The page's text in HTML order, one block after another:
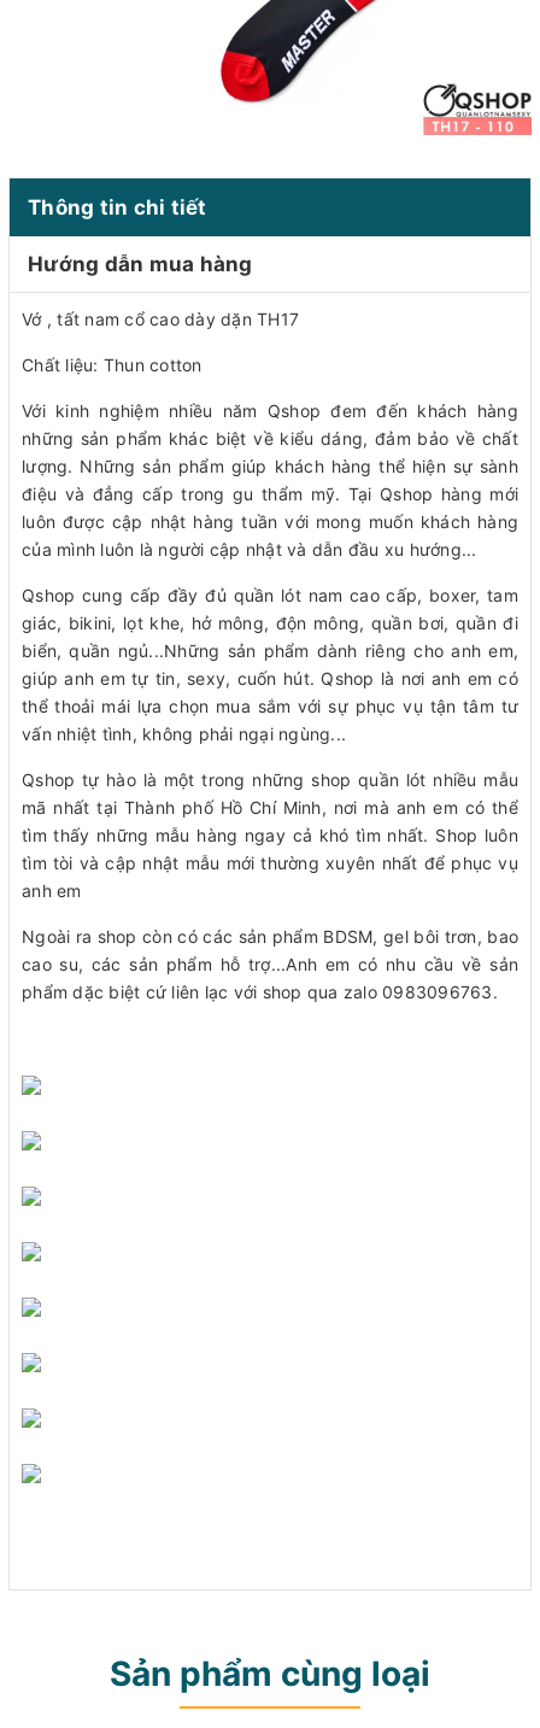
Thông tin chi tiết
Hướng dẫn mua hàng
Vớ , tất nam cổ cao dày dặn TH17
Chất liệu: Thun cotton
Với kinh nghiệm nhiều năm Qshop đem đến khách hàng
những sản phẩm khác biệt về kiểu dáng, đảm bảo về chất
lượng. Những sản phẩm giúp khách hàng thể hiện sự sành
điệu và đẳng cấp trong gu thẩm mỹ. Tại Qshop hàng mới
luôn được cập nhật hàng tuần với mong muốn khách hàng
của mình luôn là người cập nhật và dẫn đầu xu hướng...
Qshop cung cấp đầy đủ quần lót nam cao cấp, boxer, tam
giác, bikini, lọt khe, hở mông, độn mông, quần bơi, quần đi
biển, quần ngủ...Những sản phẩm dành riêng cho anh em,
giúp anh em tự tin, sexy, cuốn hút. Qshop là nơi anh em có
thể thoải mái lựa chọn mua sắm với sự phục vụ tận tâm tư
vấn nhiệt tình, không phải ngại ngùng...
Qshop tự hào là một trong những shop quần lót nhiều mẫu
mã nhất tại Thành phố Hồ Chí Minh, nơi mà anh em có thể
tìm thấy những mẫu hàng ngay cả khó tìm nhất. Shop luôn
tìm tòi và cập nhật mẫu mới thường xuyên nhất để phục vụ
anh em
Ngoài ra shop còn có các sản phẩm BDSM, gel bôi trơn, bao
cao su, các sản phẩm hỗ trợ...Anh em có nhu cầu về sản
phẩm dặc biệt cứ liên lạc với shop qua zalo 0983096763.
Sản phẩm cùng loại